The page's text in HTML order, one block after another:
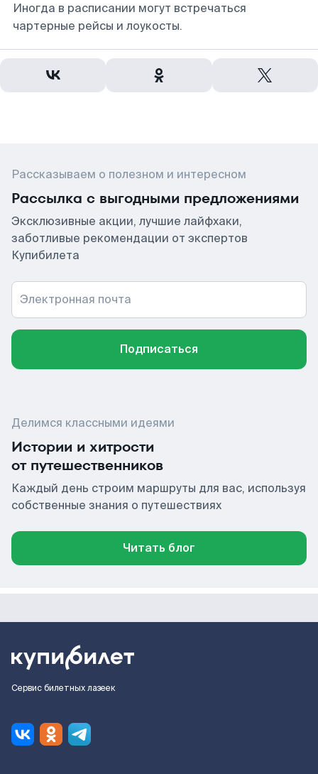
Иногда в расписании могут встречаться
чартерные рейсы и лоукосты.
Рассказываем о полезном и интересном
Рассылка с выгодными предложениями
Эксклюзивные акции, лучшие лайфхаки,
заботливые рекомендации от экспертов
Купибилета
Электронная почта
Подписаться
Делимся классными идеями
Истории и хитрости
от путешественников
Каждый день строим маршруты для вас, используя
собственные знания о путешествиях
Читать блог
Сервис билетных лазеек